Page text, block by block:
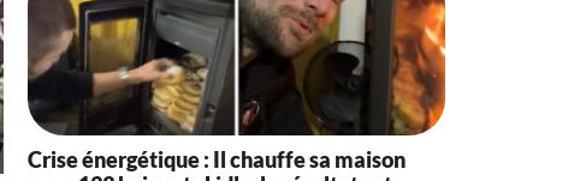
Crise énergétique : Il chauffe sa maison